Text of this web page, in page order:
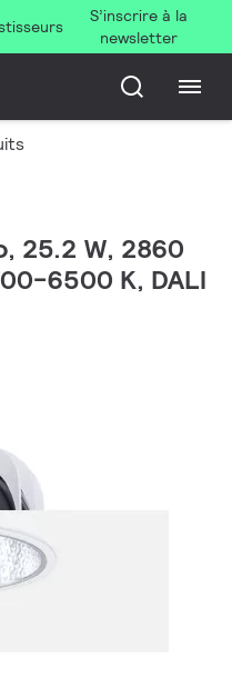
S’inscrire à la
newsletter
25.2 W, 2860
6500 K, DALI